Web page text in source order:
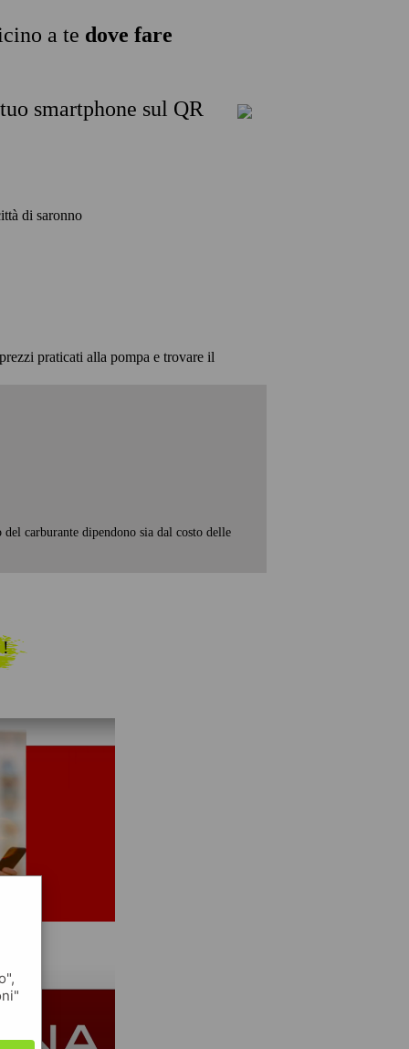
a te dove fare
smartphone sul QR
di saronno
praticati alla pompa e trovare il
carburante dipendono sia dal costo delle
!